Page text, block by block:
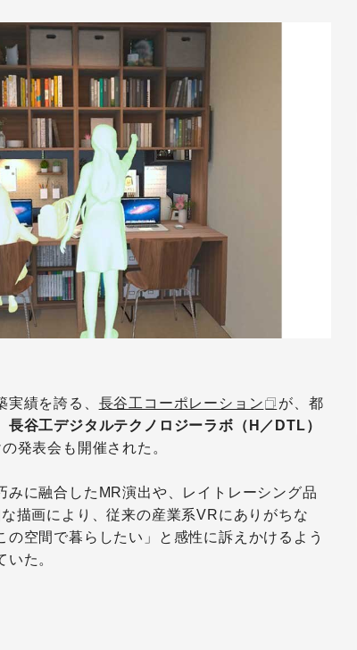
績を誇る、 長谷工コーポレーション
が、都
長谷工デジタルテクノロジーラボ（H／DTL）
発表会も開催された。
みに融合したMR演出や、レイトレーシング品
描画により、従来の産業系VRにありがちな
の空間で暮らしたい」と感性に訴えかけるよう
た。